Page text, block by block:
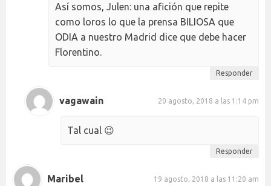
Así somos, Julen: una afición que repite
como loros lo que la prensa BILIOSA que
ODIA a nuestro Madrid dice que debe hacer
Florentino.
Responder
vagawain 20 agosto, 2018 a las 1:14 pm
Tal cual 😉
Responder
Maribel 19 agosto, 2018 a las 11:20 am